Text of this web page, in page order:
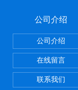
公司介绍
公司介绍
在线留言
联系我们